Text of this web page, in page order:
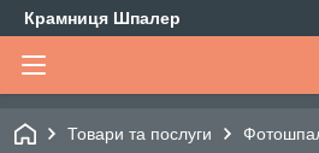
Крамниця Шпалер
Товари та послуги